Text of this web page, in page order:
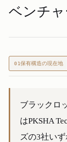
ベンチャ
01保有構造の現在地
ブラックロ
はPKSHA
ズの3社い